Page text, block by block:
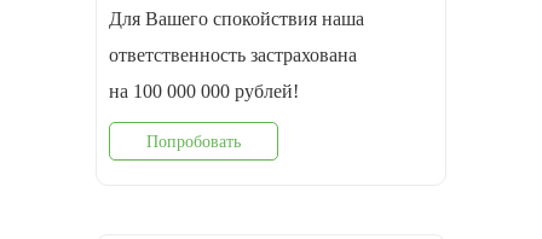
Для Вашего спокойствия наша
ответственность застрахована
на 100 000 000 рублей!
Попробовать